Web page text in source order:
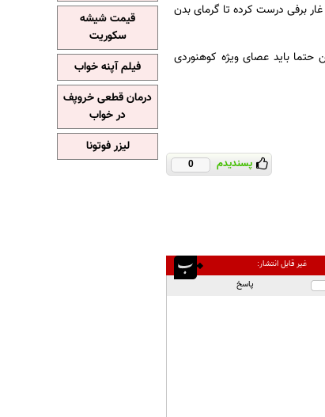
برفی درست کرده تا گرمای بدن
حتما باید عصای ویژه کوهنوردی
پسندیدم 0
غیر قابل انتشار:
پاسخ
قیمت شیشه
سکوریت
فیلم آپنه خواب
درمان قطعی خروپف
در خواب
لیزر فوتونا